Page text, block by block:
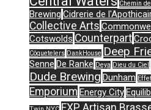
Chemin
Brewing Cidrerie de
Collective Arts
Cotswolds Counterpart
Côquetelers DankHouse Deep
Senne De Ranke Deya Dieu du Ciel
Dude Brewing Dunham
Emporium Energy City
EXP Artisan